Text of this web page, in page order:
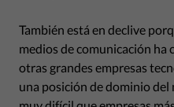
También está en declive
medios de comunicación ha
otras grandes empresas
una posición de dominio del